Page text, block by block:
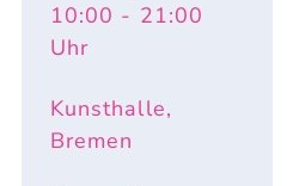
10:00 - 21:00
Uhr
Kunsthalle,
Bremen